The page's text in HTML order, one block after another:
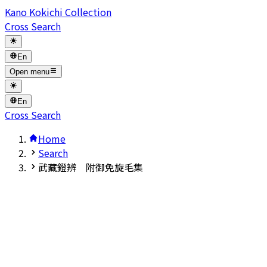
Kano Kokichi Collection
Cross Search
En
Open menu
En
Cross Search
Home
Search
武藏鐙辨 附御免旋毛集